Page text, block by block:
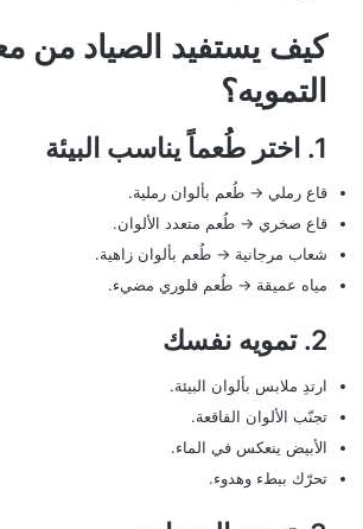
كيف يستفيد الصياد من
التمويه؟
1. اختر طُعماً يناسب البيئة
قاع رملي → طُعم بألوان رملية.
قاع صخري → طُعم متعدد الألوان.
شعاب مرجانية → طُعم بألوان زاهية.
مياه عميقة → طُعم فلوري مضيء.
2. تمويه نفسك
ارتدِ ملابس بألوان البيئة.
تجنّب الألوان الفاقعة.
الأبيض ينعكس في الماء.
تحرّك ببطء وهدوء.